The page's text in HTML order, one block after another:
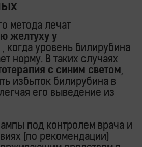
метода лечат
желтуху у
, когда уровень билирубина
норму. В таких случаях
с синим светом,
избыток билирубина в
его выведение из
под контролем врача и
(по рекомендации)